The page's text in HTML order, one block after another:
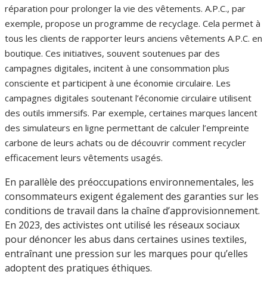
réparation pour prolonger la vie des vêtements. A.P.C., par
exemple, propose un programme de recyclage. Cela permet à
tous les clients de rapporter leurs anciens vêtements A.P.C. en
boutique. Ces initiatives, souvent soutenues par des
campagnes digitales, incitent à une consommation plus
consciente et participent à une économie circulaire. Les
campagnes digitales soutenant l’économie circulaire utilisent
des outils immersifs. Par exemple, certaines marques lancent
des simulateurs en ligne permettant de calculer l’empreinte
carbone de leurs achats ou de découvrir comment recycler
efficacement leurs vêtements usagés.
En parallèle des préoccupations environnementales, les
consommateurs exigent également des garanties sur les
conditions de travail dans la chaîne d’approvisionnement.
En 2023, des activistes ont utilisé les réseaux sociaux
pour dénoncer les abus dans certaines usines textiles,
entraînant une pression sur les marques pour qu’elles
adoptent des pratiques éthiques.